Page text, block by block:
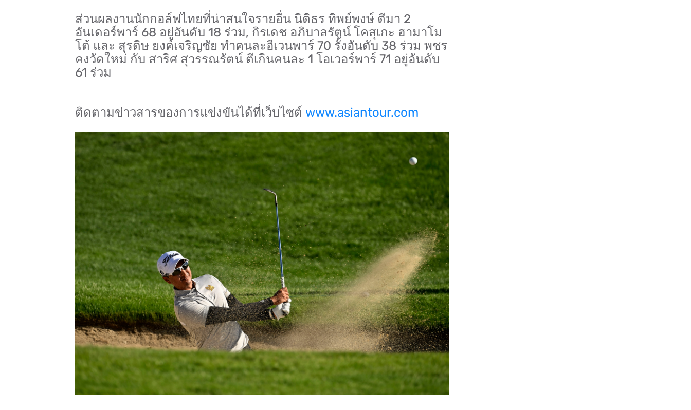
ส่วนผลงานนักกอล์ฟไทยที่น่าสนใจรายอื่น นิติธร ทิพย์พงษ์ ตีมา 2
อันเดอร์พาร์ 68 อยู่อันดับ 18 ร่วม, กิรเดช อภิบาลรัตน์ โคสุเกะ ฮามาโม
โต้ และ สุรดิษ ยงค์เจริญชัย ทำคนละอีเวนพาร์ 70 รั้งอันดับ 38 ร่วม พชร
คงวัดใหม่ กับ สาริศ สุวรรณรัตน์ ตีเกินคนละ 1 โอเวอร์พาร์ 71 อยู่อันดับ
61 ร่วม
ติดตามข่าวสารของการแข่งขันได้ที่เว็บไซต์ www.asiantour.com